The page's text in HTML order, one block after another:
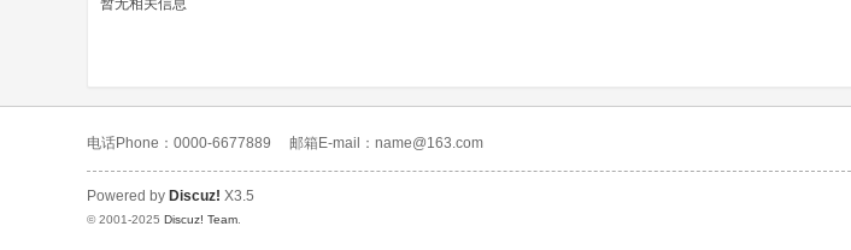
暂无相关信息
电话Phone：0000-6677889 邮箱E-mail：name@163.com
Powered by Discuz! X3.5
© 2001-2025 Discuz! Team